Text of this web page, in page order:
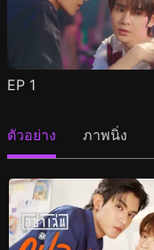
EP 1
ตัวอย่าง ภาพนิ่ง